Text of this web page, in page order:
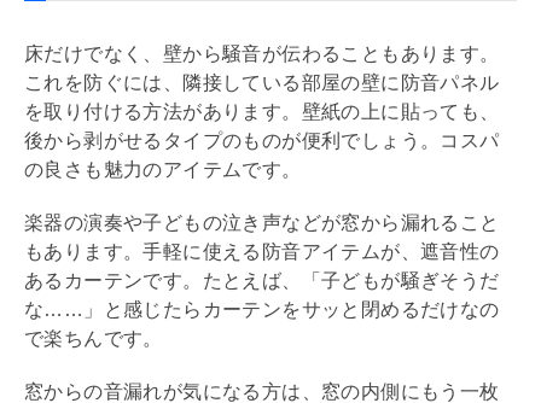
床だけでなく、壁から騒音が伝わることもあります。
これを防ぐには、隣接している部屋の壁に防音パネル
を取り付ける方法があります。壁紙の上に貼っても、
後から剥がせるタイプのものが便利でしょう。コスパ
の良さも魅力のアイテムです。
楽器の演奏や子どもの泣き声などが窓から漏れること
もあります。手軽に使える防音アイテムが、遮音性の
あるカーテンです。たとえば、「子どもが騒ぎそうだ
な……」と感じたらカーテンをサッと閉めるだけなの
で楽ちんです。
窓からの音漏れが気になる方は、窓の内側にもう一枚